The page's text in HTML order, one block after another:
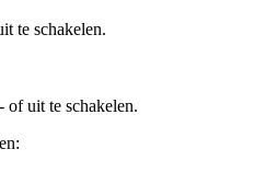
te schakelen.
uit te schakelen.